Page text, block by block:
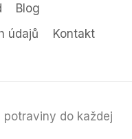
Blog
údajů
Kontakt
do každej